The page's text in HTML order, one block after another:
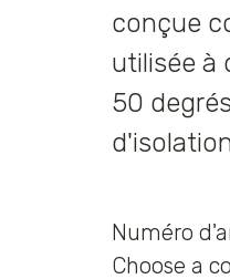
conçue
utilisée à
50
Numéro
Choose a